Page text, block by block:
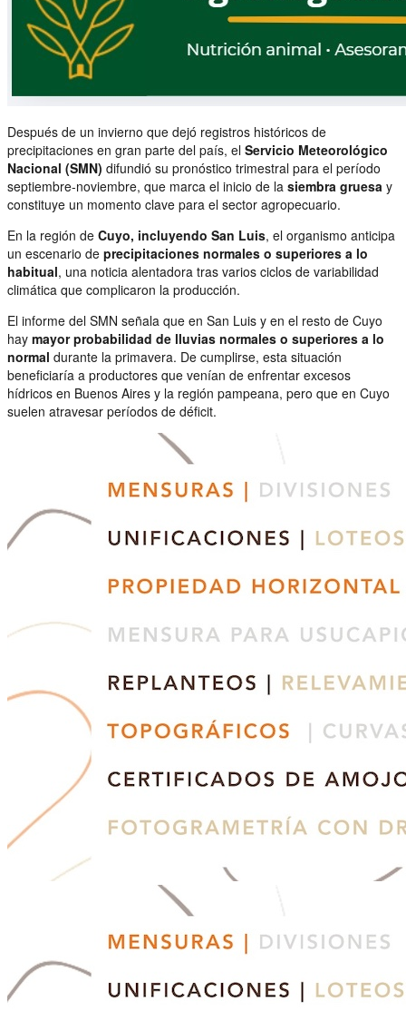
Después de un invierno que dejó registros históricos de
precipitaciones en gran parte del país, el Servicio Meteorológico
Nacional (SMN) difundió su pronóstico trimestral para el período
septiembre-noviembre, que marca el inicio de la siembra gruesa y
constituye un momento clave para el sector agropecuario.
En la región de Cuyo, incluyendo San Luis, el organismo anticipa
un escenario de precipitaciones normales o superiores a lo
habitual, una noticia alentadora tras varios ciclos de variabilidad
climática que complicaron la producción.
El informe del SMN señala que en San Luis y en el resto de Cuyo
hay mayor probabilidad de lluvias normales o superiores a lo
normal durante la primavera. De cumplirse, esta situación
beneficiaría a productores que venían de enfrentar excesos
hídricos en Buenos Aires y la región pampeana, pero que en Cuyo
suelen atravesar períodos de déficit.